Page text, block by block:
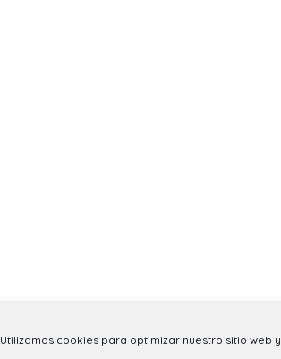
Utilizamos cookies para optimizar nuestro sitio web